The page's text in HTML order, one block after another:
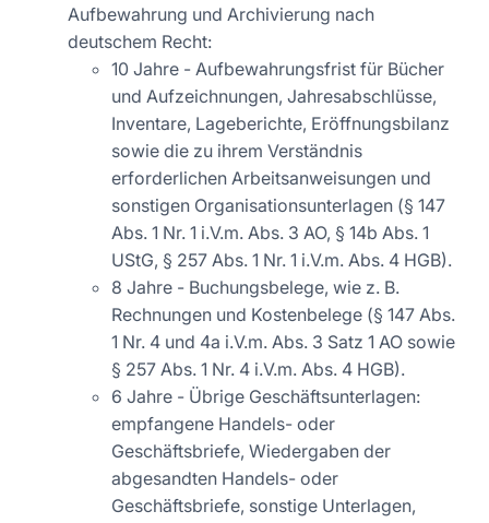
Aufbewahrung und Archivierung nach
deutschem Recht:
10 Jahre - Aufbewahrungsfrist für Bücher
und Aufzeichnungen, Jahresabschlüsse,
Inventare, Lageberichte, Eröffnungsbilanz
sowie die zu ihrem Verständnis
erforderlichen Arbeitsanweisungen und
sonstigen Organisationsunterlagen (§ 147
Abs. 1 Nr. 1 i.V.m. Abs. 3 AO, § 14b Abs. 1
UStG, § 257 Abs. 1 Nr. 1 i.V.m. Abs. 4 HGB).
8 Jahre - Buchungsbelege, wie z. B.
Rechnungen und Kostenbelege (§ 147 Abs.
1 Nr. 4 und 4a i.V.m. Abs. 3 Satz 1 AO sowie
§ 257 Abs. 1 Nr. 4 i.V.m. Abs. 4 HGB).
6 Jahre - Übrige Geschäftsunterlagen:
empfangene Handels- oder
Geschäftsbriefe, Wiedergaben der
abgesandten Handels- oder
Geschäftsbriefe, sonstige Unterlagen,